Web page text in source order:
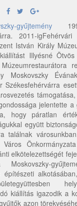
gyűjtemény
2011-
István Király
Illyésné
Moskovszky
Székesfehérvárra
jelentette
hogy páratlan
együtt
találnak
Város
elkötelezettségét
építészeti
kiállítás igazodik a
azon